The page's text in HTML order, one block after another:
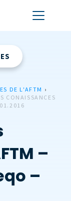
DE L'AFTM ›
CONAISSANCES
–
–